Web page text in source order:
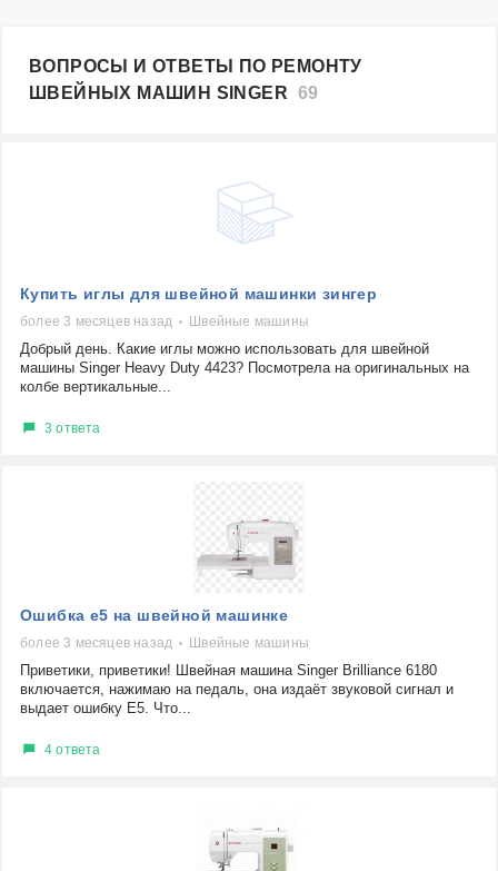
ВОПРОСЫ И ОТВЕТЫ ПО РЕМОНТУ
ШВЕЙНЫХ МАШИН SINGER 69
Купить иглы для швейной машинки зингер
более 3 месяцев назад Швейные машины
Добрый день. Какие иглы можно использовать для швейной
машины Singer Heavy Duty 4423? Посмотрела на оригинальных на
колбе вертикальные...
3 ответа
Ошибка е5 на швейной машинке
более 3 месяцев назад Швейные машины
Приветики, приветики! Швейная машина Singer Brilliance 6180
включается, нажимаю на педаль, она издаёт звуковой сигнал и
выдает ошибку Е5. Что...
4 ответа